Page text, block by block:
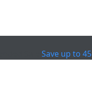
Save up to